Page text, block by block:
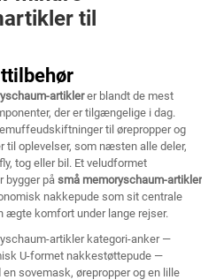
til
artiklerer blandt de mest
der er tilgængelige i dag.
til ørepropper og
til oplevelser, som næsten alle deler,
tog eller bil. Et veludformet
bygger påsmå memoryschaum-artikler
nakkepude som sit centrale
ægte komfort under lange rejser.
artikler kategori-anker —
U-formet nakkestøttepude —
sovemask, ørepropper og en lille